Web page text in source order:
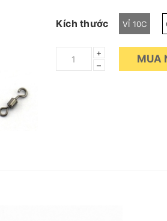
Kích thước VỈ 10C
+
–
MUA